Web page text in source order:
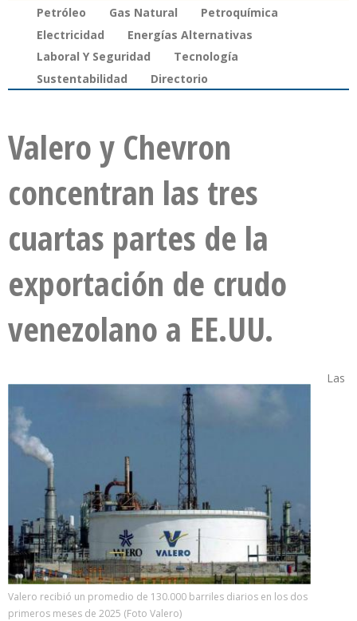
Petróleo Gas Natural
Petroquímica
Electricidad
Energías Alternativas
Laboral Y Seguridad
Tecnología
Sustentabilidad
Directorio
Valero y Chevron
concentran las tres
cuartas partes de la
exportación de crudo
venezolano a EE.UU.
Valero recibió un promedio de 130.000 barriles diarios en los dos
primeros meses de 2025 (Foto Valero)
Las